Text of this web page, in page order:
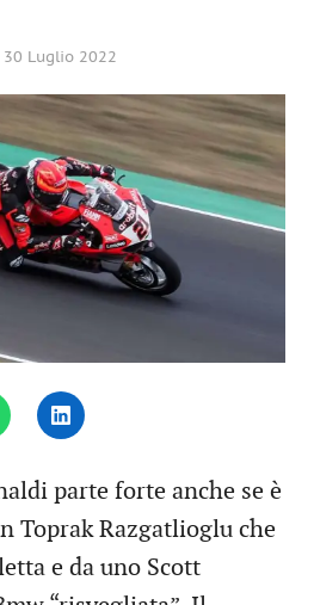
30 Luglio 2022
parte forte anche se è
Toprak Razgatlioglu che
e da uno Scott